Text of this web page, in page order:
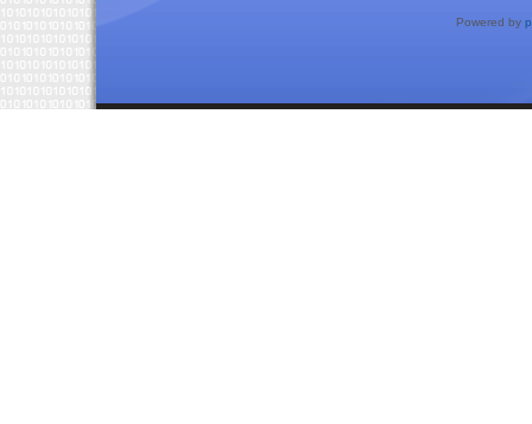
Powered by